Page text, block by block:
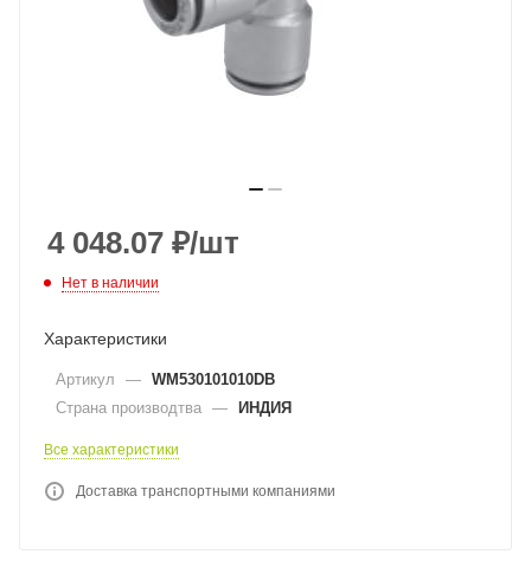
4 048.07 ₽/шт
Нет в наличии
Характеристики
Артикул — WM530101010DB
Страна производтва — ИНДИЯ
Все характеристики
Доставка транспортными компаниями